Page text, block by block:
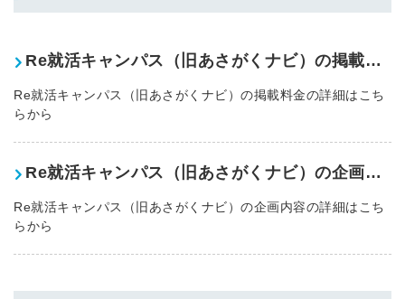
Re就活キャンパス（旧あさがくナビ）の掲載料金表
Re就活キャンパス（旧あさがくナビ）の掲載料金の詳細はこち
らから
Re就活キャンパス（旧あさがくナビ）の企画・内容
Re就活キャンパス（旧あさがくナビ）の企画内容の詳細はこち
らから